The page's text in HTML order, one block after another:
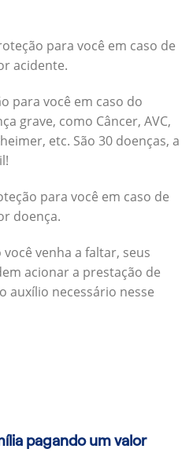
para você em caso de
acidente.
para você em caso do
grave, como Câncer, AVC,
etc. São 30 doenças, a
para você em caso de
doença.
você venha a faltar, seus
acionar a prestação de
auxílio necessário nesse
pagando um valor